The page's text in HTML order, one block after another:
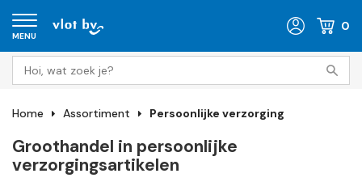
MENU
0
Home Assortiment Persoonlijke verzorging
Groothandel in persoonlijke
verzorgingsartikelen